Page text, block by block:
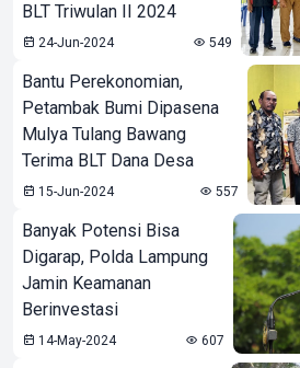
BLT Triwulan II 2024
24-Jun-2024 549
Bantu Perekonomian,
Petambak Bumi Dipasena
Mulya Tulang Bawang
Terima BLT Dana Desa
15-Jun-2024 557
Banyak Potensi Bisa
Digarap, Polda Lampung
Jamin Keamanan
Berinvestasi
14-May-2024 607